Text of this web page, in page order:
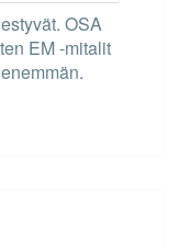
OSA
EM -mitalit